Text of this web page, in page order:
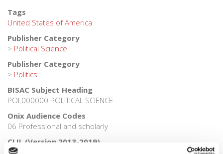
Tags
United States of America
Publisher Category
> Political Science
Publisher Category
> Politics
BISAC Subject Heading
POL000000 POLITICAL SCIENCE
Onix Audience Codes
06 Professional and scholarly
CLIL (Version 2013-2019)
3283 SCIENCES POLITIQUES